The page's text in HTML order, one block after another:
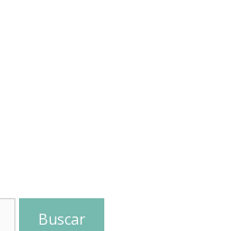
Buscar